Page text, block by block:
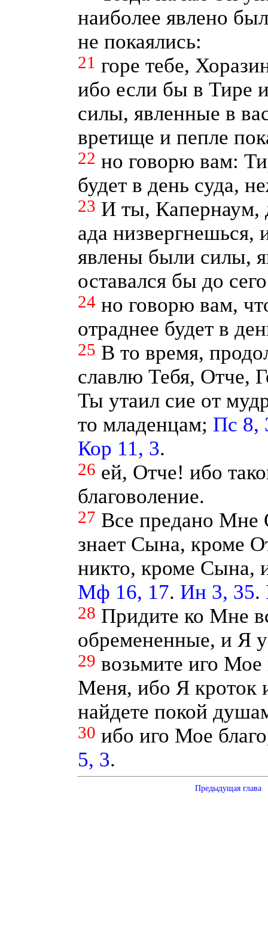
наиболее явлено
не покаялись:
21 горе тебе,
ибо если бы в Тире
силы, явленные в
вретище и пепле
22 но говорю вам:
будет в день суда,
23 И ты, Капернаум,
ада
явлены были силы,
оставался бы до
24 но говорю вам,
отраднее будет в
25 В то время,
славлю Тебя, Отче,
Ты утаил сие от
то младенцам; Пс 8,
Кор 11, 3.
26 ей, Отче! ибо
благоволение.
27 Все предано
знает Сына, кроме
никто, кроме Сына,
Мф 16, 17. Ин 3, 35.
28 Придите ко Мне
обремененные, и Я
29 возьмите иго Мое
Меня, ибо Я кроток
найдете покой
30 ибо иго Мое
5, 3.
Предыдущая глава